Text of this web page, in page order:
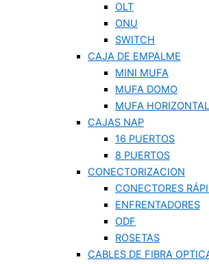
OLT
ONU
SWITCH
CAJA DE EMPALME
MINI MUFA
MUFA DOMO
MUFA HORIZONTAL
CAJAS NAP
16 PUERTOS
8 PUERTOS
CONECTORIZACION
CONECTORES
ENFRENTADORES
ODF
ROSETAS
CABLES DE FIBRA